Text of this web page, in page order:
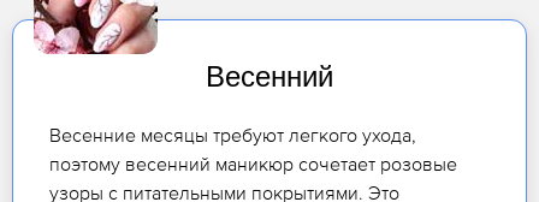
Весенний
Весенние месяцы требуют легкого ухода,
поэтому весенний маникюр сочетает розовые
узоры с питательными покрытиями. Это